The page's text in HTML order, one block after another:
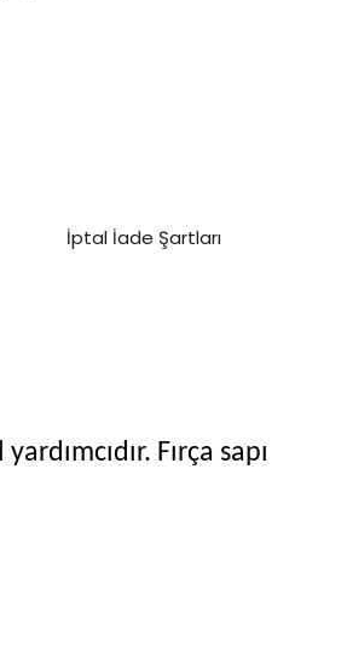
İptal İade Şartları
Fırça sapı